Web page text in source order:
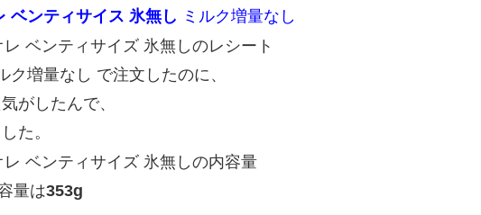
ベンティサイス 氷無し ミルク増量なし
ク増量なし で注文したのに、
がしたんで、
た。
量は353g